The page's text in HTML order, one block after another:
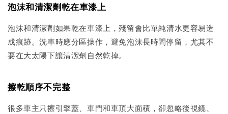
泡沫和清潔劑乾在車漆上
泡沫和清潔劑如果乾在車漆上，殘留會比單純清水更容易造
成痕跡。洗車時應分區操作，避免泡沫長時間停留，尤其不
要在大太陽下讓清潔劑自然乾掉。
擦乾順序不完整
很多車主只擦引擎蓋、車門和車頂大面積，卻忽略後視鏡、